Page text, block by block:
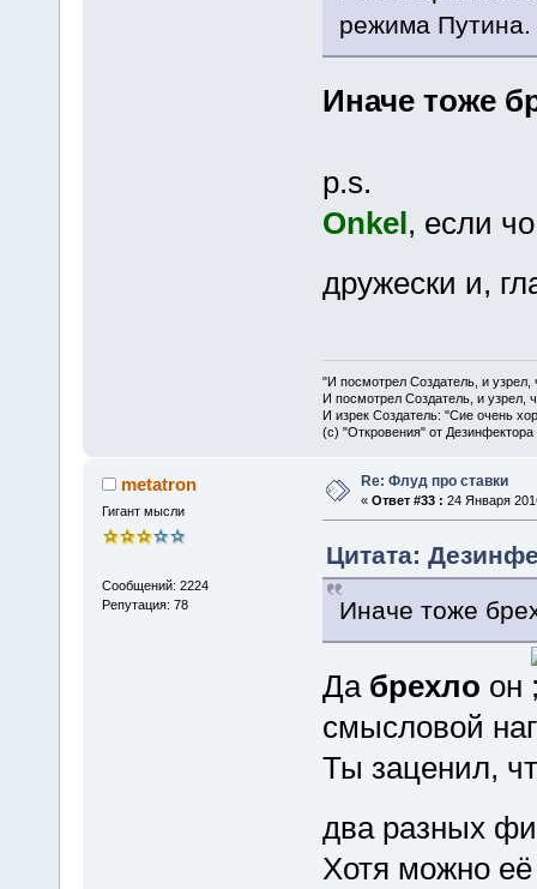
режима
Иначе тоже
p.s.
Onkel, если
дружески и,
"И посмотрел Создатель, и
И посмотрел Создатель, и узрел,
И изрек Создатель: "Сие очень
(с) "Откровения" от Дезинфектора
metatron
Гигант мысли
Сообщений: 2224
Репутация: 78
Re: Флуд про ставки
« Ответ #33 : 24 Января
Цитата:
Иначе тоже
Да брехло он
смысловой
Ты заценил,
два разных
Хотя можно